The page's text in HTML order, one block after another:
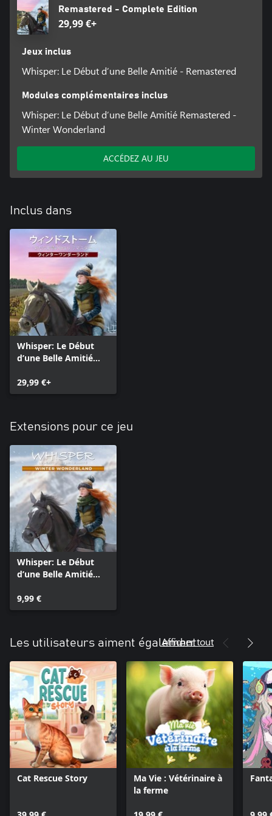
Remastered - Complete Edition
29,99 €+
Jeux inclus
Whisper: Le Début d’une Belle Amitié - Remastered
Modules complémentaires inclus
Whisper: Le Début d’une Belle Amitié Remastered -
Winter Wonderland
ACCÉDEZ AU JEU
Inclus dans
Whisper: Le Début
d’une Belle Amitié
Complete Edition
29,99 €+
Extensions pour ce jeu
Whisper: Le Début
d’une Belle Amitié
Wonderland
9,99 €
Les utilisateurs aiment également
Afficher tout
Cat Rescue Story
Ma Vie : Vétérinaire à
la ferme